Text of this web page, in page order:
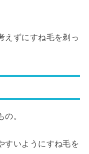
えずにすね毛を剃っ
。
すいようにすね毛を